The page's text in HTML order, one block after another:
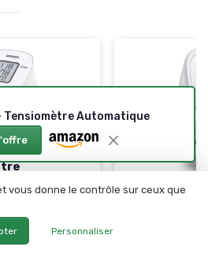
Tensiomètre Automatique
vous donne le contrôle sur ceux que
Personnaliser